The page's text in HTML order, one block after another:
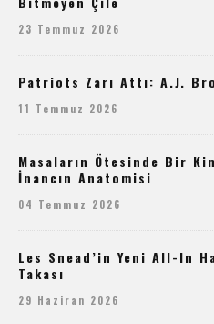
23 Temmuz 2026
Patriots Zarı Attı: A.J.
11 Temmuz 2026
Masaların Ötesinde Bir
İnancın Anatomisi
04 Temmuz 2026
Les Snead’in Yeni All-In
Takası
29 Haziran 2026